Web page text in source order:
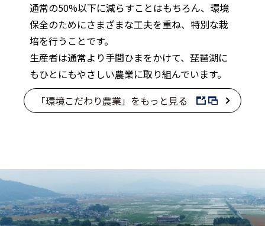
通常の50%以下に減らすことはもちろん、環境
保全のためにさまざまな工夫を重ね、特別な栽
培を行うことです。
生産者は通常より手間ひまをかけて、琵琶湖に
もひとにもやさしい農業に取り組んでいます。
「環境こだわり農業」をもっと見る